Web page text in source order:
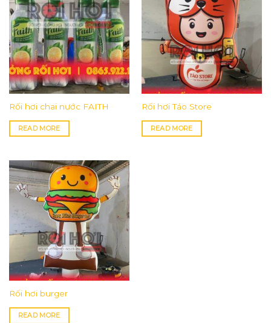
Rối hơi chai nước FAITH
READ MORE
Rối hơi Táo Store
READ MORE
Rối hơi burger
READ MORE